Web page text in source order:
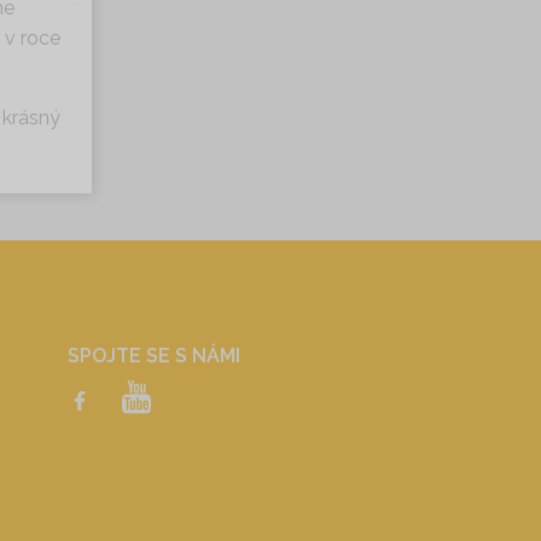
SPOJTE SE S NÁMI
v roce